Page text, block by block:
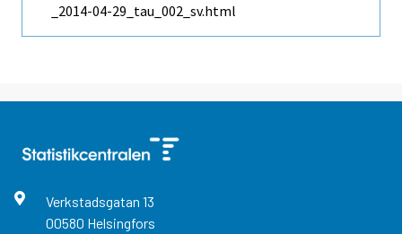
_2014-04-29_tau_002_sv.html
Verkstadsgatan 13
00580 Helsingfors